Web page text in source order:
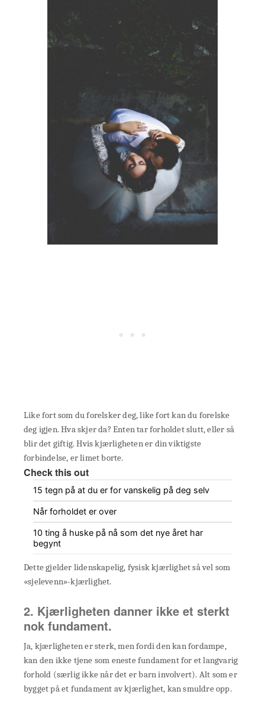
Like fort som du forelsker deg, like fort kan du forelske
deg igjen. Hva skjer da? Enten tar forholdet slutt, eller så
blir det giftig. Hvis kjærligheten er din viktigste
forbindelse, er limet borte.
Check this out
15 tegn på at du er for vanskelig på deg selv
Når forholdet er over
10 ting å huske på nå som det nye året har
begynt
Dette gjelder lidenskapelig, fysisk kjærlighet så vel som
«sjelevenn»-kjærlighet.
2. Kjærligheten danner ikke et sterkt
nok fundament.
Ja, kjærligheten er sterk, men fordi den kan fordampe,
kan den ikke tjene som eneste fundament for et langvarig
forhold (særlig ikke når det er barn involvert). Alt som er
bygget på et fundament av kjærlighet, kan smuldre opp.